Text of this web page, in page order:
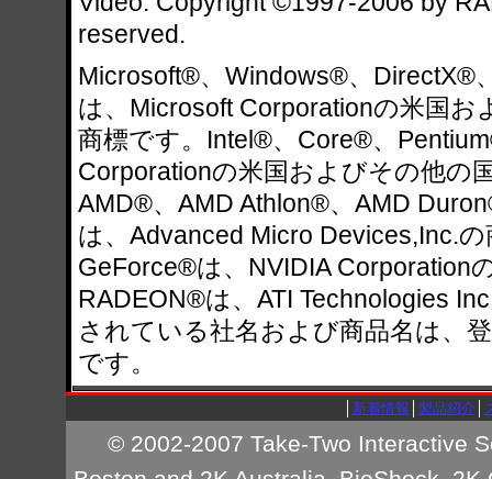
reserved.
Microsoft®、Windows®、DirectX®
は、Microsoft Corporationの米国
商標です。Intel®、Core®、
Corporationの米国およびその他の
AMD®、AMD Athlon®、AMD
は、Advanced Micro Devices,Inc.
GeForce®は、NVIDIA Corporation
RADEON®は、ATI Technologies
されている社名および商品名は、
です。
新着情報 製品紹介│
© 2002-2007 Take-Two Interactive